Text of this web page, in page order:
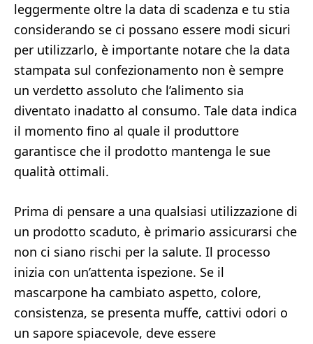
leggermente oltre la data di scadenza e tu stia
considerando se ci possano essere modi sicuri
per utilizzarlo, è importante notare che la data
stampata sul confezionamento non è sempre
un verdetto assoluto che l’alimento sia
diventato inadatto al consumo. Tale data indica
il momento fino al quale il produttore
garantisce che il prodotto mantenga le sue
qualità ottimali.
Prima di pensare a una qualsiasi utilizzazione di
un prodotto scaduto, è primario assicurarsi che
non ci siano rischi per la salute. Il processo
inizia con un’attenta ispezione. Se il
mascarpone ha cambiato aspetto, colore,
consistenza, se presenta muffe, cattivi odori o
un sapore spiacevole, deve essere